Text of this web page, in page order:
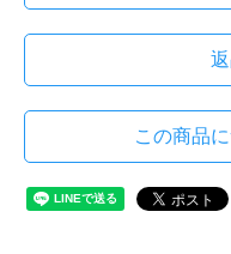
この商品